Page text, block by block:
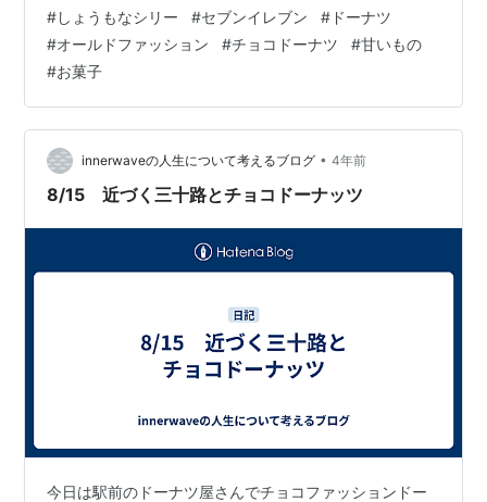
言っているから、きっとそれは耳を傾けるべきでしょ
う。 皆さんも心が疲れた時は是非。 『うめぇのよ』
#しょうもなシリー #セブンイレブン # ドーナツ
#オールドファッション #チョコドーナツ #甘いもの
#お菓子
innerwaveの人生について考えるブログ • 4年前
8/15 近づく三十路とチョコドーナッツ
今日は駅前のドーナツ屋さんでチョコファッションドー